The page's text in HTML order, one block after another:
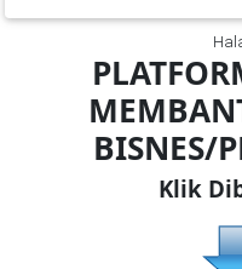
BISNES/
Klik
MELAKA(53)
PENANG(2)